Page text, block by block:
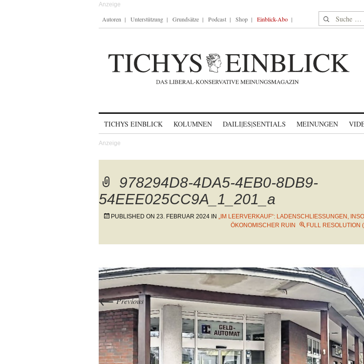
Autoren Unterstützung Grundsätze Podcast Shop Einblick-Abo Suche nach:
TICHYS EINBLICK KOLUMNEN DAILI|ES|SENTIALS MEINUNGEN
978294D8-4DA5-4EB0-8DB9-
54EEE025CC9A_1_201_a
PUBLISHED ON 23. FEBRUAR 2024 IN „IM LEERVERKAUF“: LADENSCHLIESSUNGEN,
KONOMISCHER RUIN
FULL RESOLUTION
←Previous